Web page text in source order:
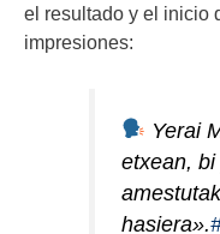
el resultado y el inicio
impresiones:
Yerai
etxean,
hasiera».